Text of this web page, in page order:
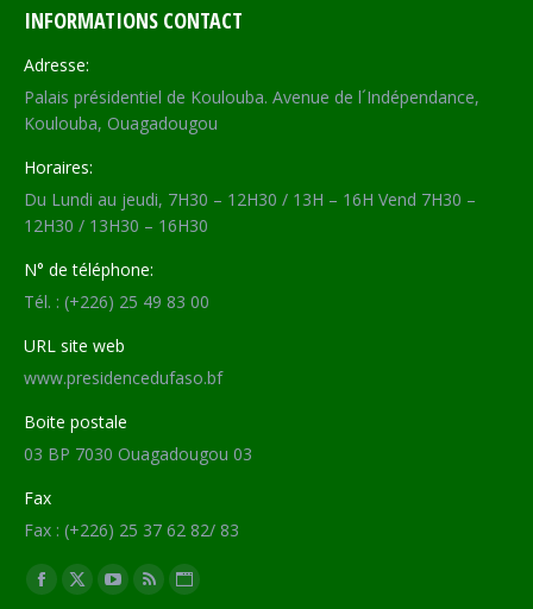
INFORMATIONS CONTACT
Adresse:
Palais présidentiel de Koulouba. Avenue de l´Indépendance,
Koulouba, Ouagadougou
Horaires:
Du Lundi au jeudi, 7H30 – 12H30 / 13H – 16H Vend 7H30 –
12H30 / 13H30 – 16H30
N° de téléphone:
Tél. : (+226) 25 49 83 00
URL site web
www.presidencedufaso.bf
Boite postale
03 BP 7030 Ouagadougou 03
Fax
Fax : (+226) 25 37 62 82/ 83
Trouvez nous sur :
Facebook
X
YouTube
RSS Site